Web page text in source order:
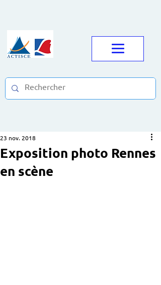
Exposition photo Rennes
en scène
23 nov. 2018